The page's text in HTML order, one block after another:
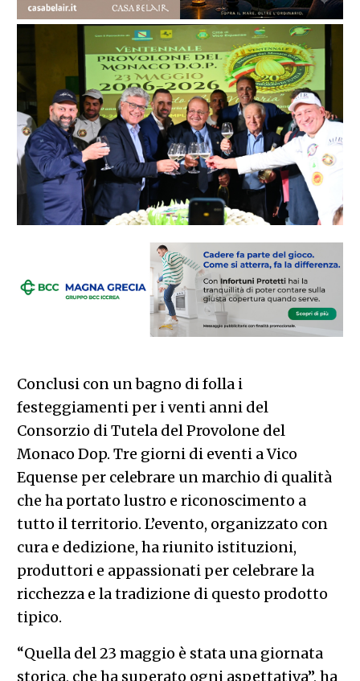
Conclusi con un bagno di folla i
festeggiamenti per i venti anni del
Consorzio di Tutela del Provolone del
Monaco Dop. Tre giorni di eventi a Vico
Equense per celebrare un marchio di qualità
che ha portato lustro e riconoscimento a
tutto il territorio. L’evento, organizzato con
cura e dedizione, ha riunito istituzioni,
produttori e appassionati per celebrare la
ricchezza e la tradizione di questo prodotto
tipico.
“Quella del 23 maggio è stata una giornata
storica, che ha superato ogni aspettativa”, ha